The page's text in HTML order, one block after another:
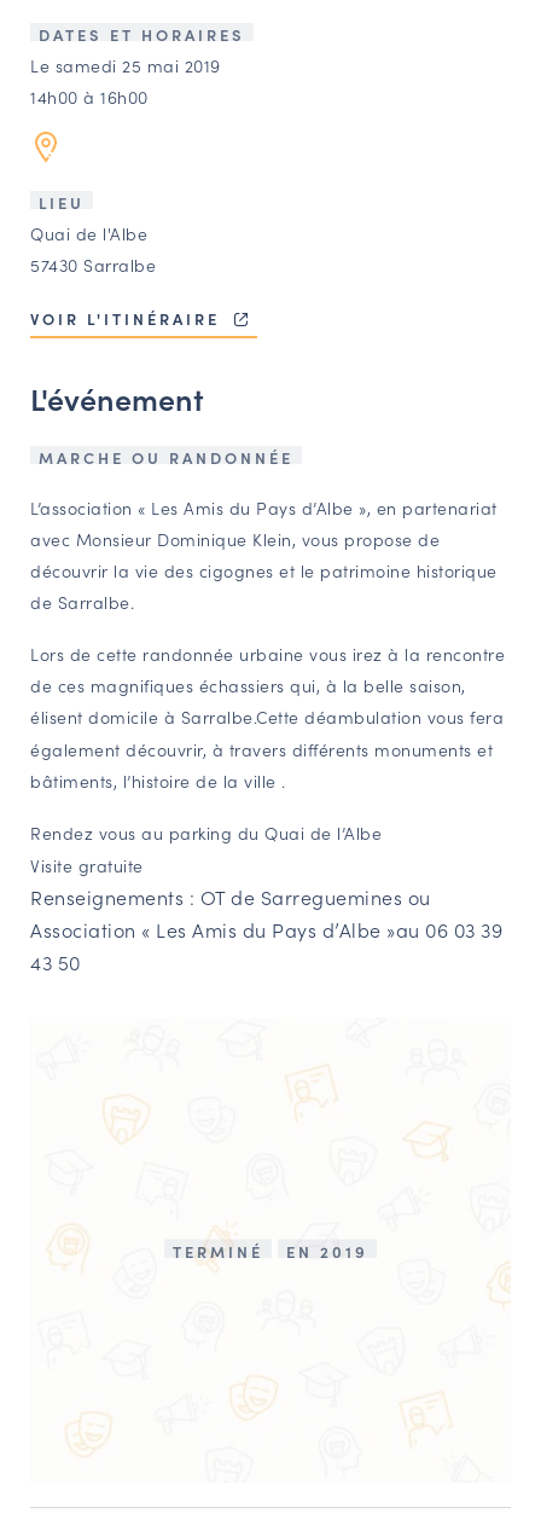
CONTACT
Agenda
Annuaire
Ressources
OFFRES D’EMPLOI ET DE STAGE
OUTILS EN LIGNE
Espace acteurs
NAVIGATION FILTRÉE « ACTEURS »
PORTAIL CULTURE
Comité d'Histoire Régionale
Service Inventaire et Patrimoines de la Région Grand Est
VOUS ÊTES…
Amateurs d’histoire et de patrimoine
Responsables de structures
Étudiants & chercheurs
DATES ET HORAIRES
Le samedi 25 mai 2019
14h00 à 16h00
LIEU
Quai de l'Albe
57430 Sarralbe
VOIR L'ITINÉRAIRE
L'événement
MARCHE OU RANDONNÉE
L’association « Les Amis du Pays d’Albe », en partenariat
avec Monsieur Dominique Klein, vous propose de
découvrir la vie des cigognes et le patrimoine historique
de Sarralbe.
Lors de cette randonnée urbaine vous irez à la rencontre
de ces magnifiques échassiers qui, à la belle saison,
élisent domicile à Sarralbe.Cette déambulation vous fera
également découvrir, à travers différents monuments et
bâtiments, l’histoire de la ville .
Rendez vous au parking du Quai de l’Albe
Visite gratuite
Renseignements : OT de Sarreguemines ou
Association « Les Amis du Pays d’Albe »au 06 03 39
43 50
TERMINÉ EN 2019